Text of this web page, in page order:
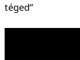
téged”